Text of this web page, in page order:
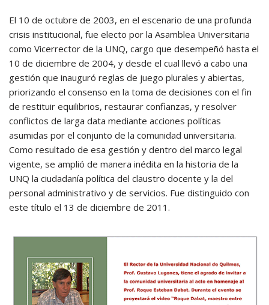
El 10 de octubre de 2003, en el escenario de una profunda
crisis institucional, fue electo por la Asamblea Universitaria
como Vicerrector de la UNQ, cargo que desempeñó hasta el
10 de diciembre de 2004, y desde el cual llevó a cabo una
gestión que inauguró reglas de juego plurales y abiertas,
priorizando el consenso en la toma de decisiones con el fin
de restituir equilibrios, restaurar confianzas, y resolver
conflictos de larga data mediante acciones políticas
asumidas por el conjunto de la comunidad universitaria.
Como resultado de esa gestión y dentro del marco legal
vigente, se amplió de manera inédita en la historia de la
UNQ la ciudadanía política del claustro docente y la del
personal administrativo y de servicios. Fue distinguido con
este título el 13 de diciembre de 2011.